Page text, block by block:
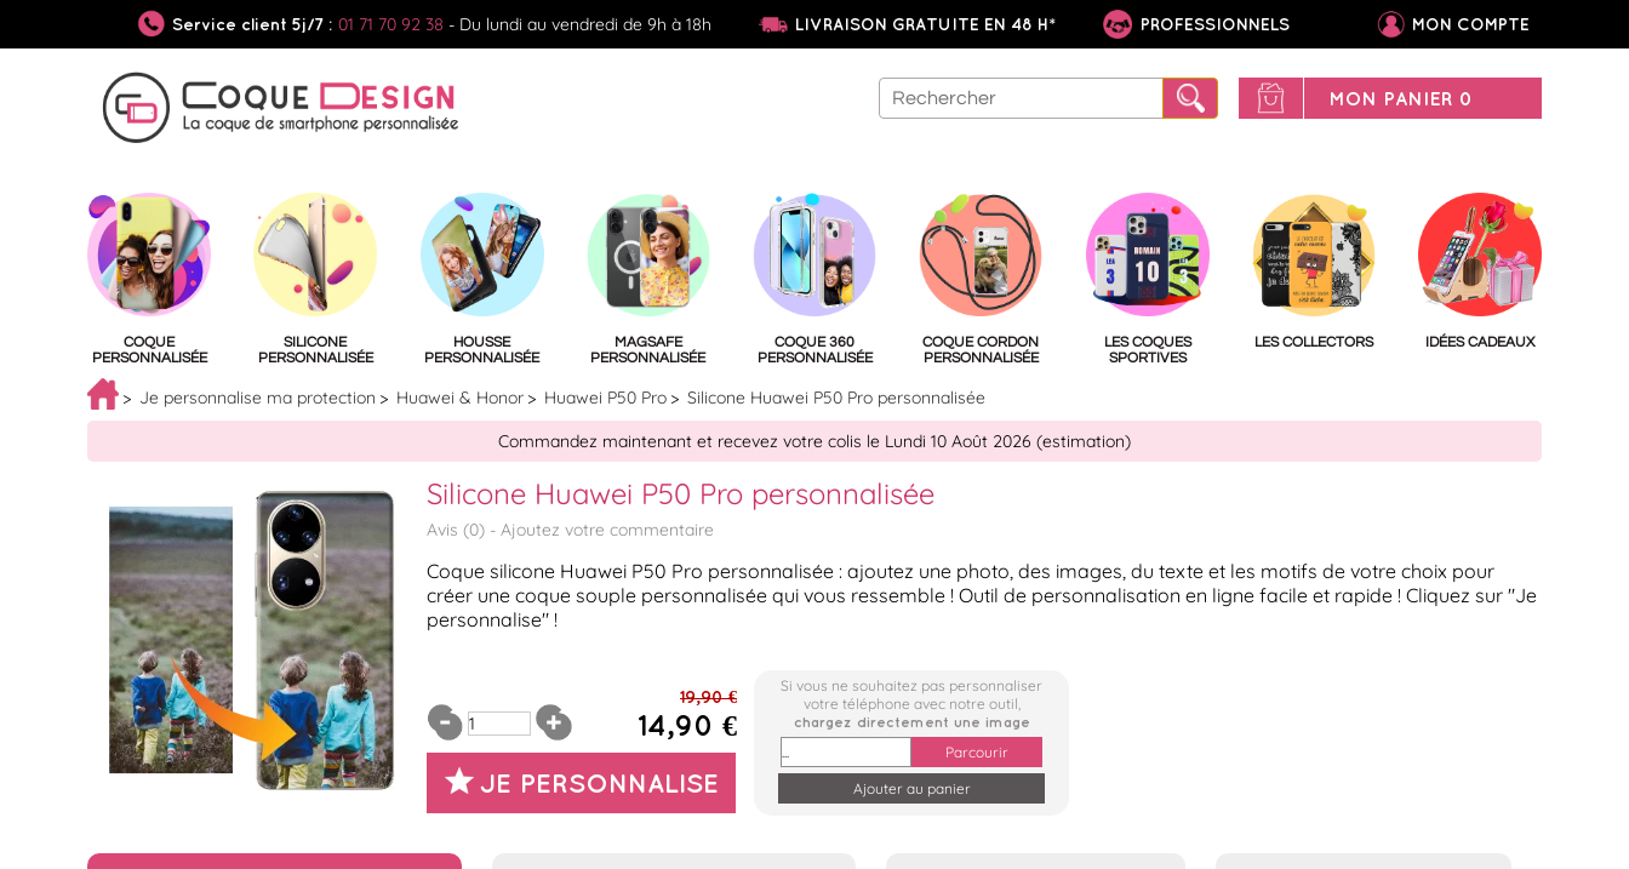
Service client 5j/7 : 01 71 70 92 38 - Du lundi au vendredi de 9h à 18h LIVRAISON GRATUITE EN 48 H* PROFESSIONNELS MON COMPTE
MON PANIER 0
COQUE
PERSONNALISÉE
SILICONE
PERSONNALISÉE
HOUSSE
PERSONNALISÉE
MAGSAFE
PERSONNALISÉE
COQUE 360
PERSONNALISÉE
COQUE CORDON
PERSONNALISÉE
LES COQUES
SPORTIVES
LES COLLECTORS IDÉES CADEAUX
Je personnalise ma protection Huawei & Honor Huawei P50 Pro
Silicone Huawei P50 Pro personnalisée
Commandez maintenant et recevez votre colis le Lundi 10 Août 2026 (estimation)
Silicone Huawei P50 Pro personnalisée
Avis (0) - Ajoutez votre commentaire
Coque silicone Huawei P50 Pro personnalisée : ajoutez une photo, des images, du texte et les motifs de votre choix pour
créer une coque souple personnalisée qui vous ressemble ! Outil de personnalisation en ligne facile et rapide ! Cliquez sur "Je
personnalise" !
19,90 €
14,90 €
JE PERSONNALISE
Si vous ne souhaitez pas personnaliser
votre téléphone avec notre outil,
chargez directement une image
Parcourir